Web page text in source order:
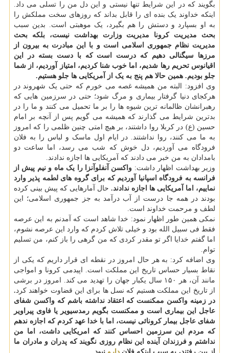
بگویند که در این شرایط تنها نیستی و این دل من را تسلی می داد.
اینکه خداوند یک بنده ای را قابل بداند که روزهای سخت مملکش را
به او بسپارد و دستش را هم بگیرد، یک موهبتی است. بدین سبب
بحث مدیریت کرونا مدیریت وزارت بهداشت نیست، بلکه بحث
مدیریت نظام جمهوری اسلامی است و با این مبادرت به بیرون از
مرزها سیگنالی دهیم که درست است که با دست بسته در این
اقیانوس تحریم رها شدیم، اما خوب شنا کردیم، امتیاز آوردیم، از شما
جلو بودیم. همین حالا هم پنج به یک از آمریکایی ها جلو هستیم.
وی افزود: البته من همیشه غصه می خورم که حتی یک شهروند در
هرکجای دنیا گرفتار بیماری و مرگ شود؛ حتی در سرزمین هایی که
رهبرانشان ظالمانه ترین شیوه ها را بر ما تحمیل می کنند و ما را در
بدترین شرایط می گذارند که همیشه می گویم پس از آنچه بر امام
حسین (ع) در کربلا روا داشتند، بر هیچ امتی چنین ظلمی را که امروز
به ما می کنند، روا نداشتند. در ایام اول ماسک و لباس را به فلان
فرودگاه می آوردیم، دل خوش که شب می رسد، اما ساعت دو
بامدادان به من خبر می دادند که آمریکایی ها اجازه ندادند.
وزیر بهداشت اظهار داشت: واکسن آنفلوآنزا را یک ماه و نیم پیش از
فرانسه به فرودگاه اسپانیا آوردیم که برای گروه های لطمه پذیر وارد
نماییم، اما آمریکایی ها اجازه ندادند. حال آمارهایی که پیش بینی کرده
بودند در همه جا درست از آب درآمد به جز جمهوری اسلامی؛ این
لطف و مرحمت خداوند است.
نمکی همین طور اظهار نمود: خدا شاهد است که آمدنم به این عرصه
فقط فی سبیل الله بود و خیلی تلاش کردم که وارد این عرصه نشوم،
اما گفتم خدایا اگر تو مقدر کردی که من گرهی را باز کنم، من تسلیم
توام.
وی اضافه کرد: به هر حال امروز در نقطه ای قرار داریم که یکی از
نقاط بسیار حساس تاریخ این مملکت است. اپیدمی کرونا و امواجی
مانند آن، هر ۱۵۰ سال یکبار جهان را تهدید می کند. امروز در برشی
از تاریخ این مملکت هستیم که نسل ها برای این قضاوت خواهند کرد.
در زمینه واکسن ممکنست که اعتقاد نداشته باشم که واکسن شفای
عاجل این بیماری است و ممکنست بگویم رمدسیویر یا فاوی پیراویر
شفای عاجل بیمار کرونائی نیست، اما با خدا عهد کردم که اجازه ندهم
که مردم این سرزمین احساس کنند که امریکایی داشت، اما من
نداشتم و فرزندان آینده این نظام روزی نگویند که پدران و مادران ما